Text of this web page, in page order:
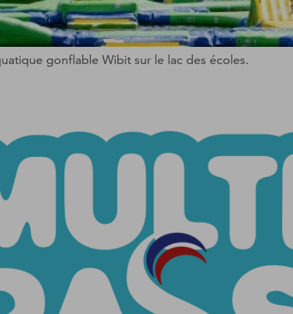
gonflable Wibit sur le lac des écoles.